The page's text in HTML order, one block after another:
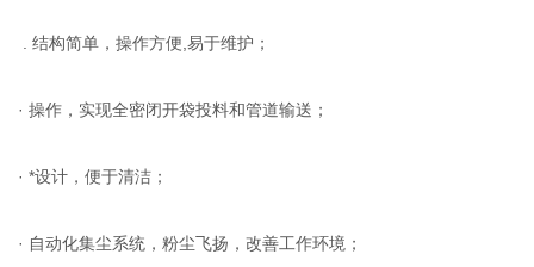
. 结构简单，操作方便,易于维护；
· 操作，实现全密闭开袋投料和管道输送；
· *设计，便于清洁；
· 自动化集尘系统，粉尘飞扬，改善工作环境；